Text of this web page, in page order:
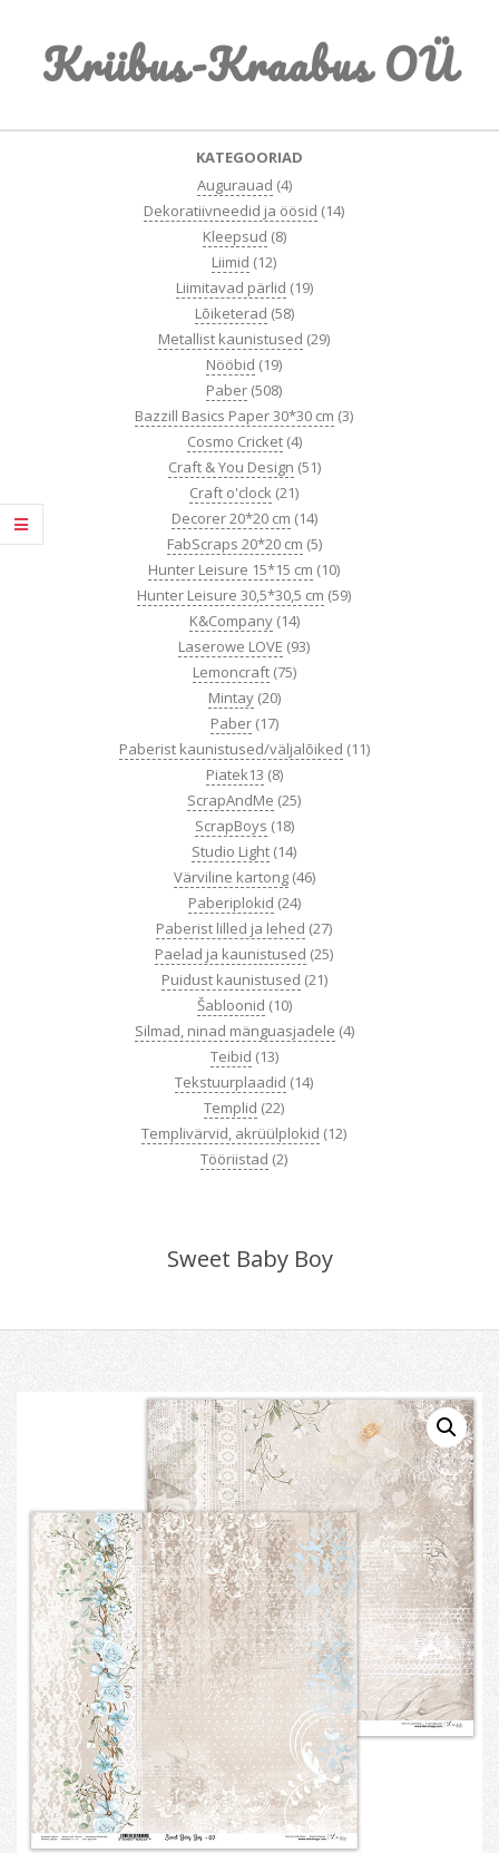
contentKriibus-Kraabus OÜ
KATEGOORIAD
Augurauad (4)
Dekoratiivneedid ja öösid (14)
Kleepsud (8)
Liimid (12)
Liimitavad pärlid (19)
Lõiketerad (58)
Metallist kaunistused (29)
Nööbid (19)
Paber (508)
Bazzill Basics Paper 30*30 cm (3)
Cosmo Cricket (4)
Craft & You Design (51)
Craft o'clock (21)
Decorer 20*20 cm (14)
FabScraps 20*20 cm (5)
Hunter Leisure 15*15 cm (10)
Hunter Leisure 30,5*30,5 cm (59)
K&Company (14)
Laserowe LOVE (93)
Lemoncraft (75)
Mintay (20)
Paber (17)
Paberist kaunistused/väljalõiked (11)
Piatek13 (8)
ScrapAndMe (25)
ScrapBoys (18)
Studio Light (14)
Värviline kartong (46)
Paberiplokid (24)
Paberist lilled ja lehed (27)
Paelad ja kaunistused (25)
Puidust kaunistused (21)
Šabloonid (10)
Silmad, ninad mänguasjadele (4)
Teibid (13)
Tekstuurplaadid (14)
Templid (22)
Templivärvid, akrüülplokid (12)
Tööriistad (2)
Sweet Baby Boy